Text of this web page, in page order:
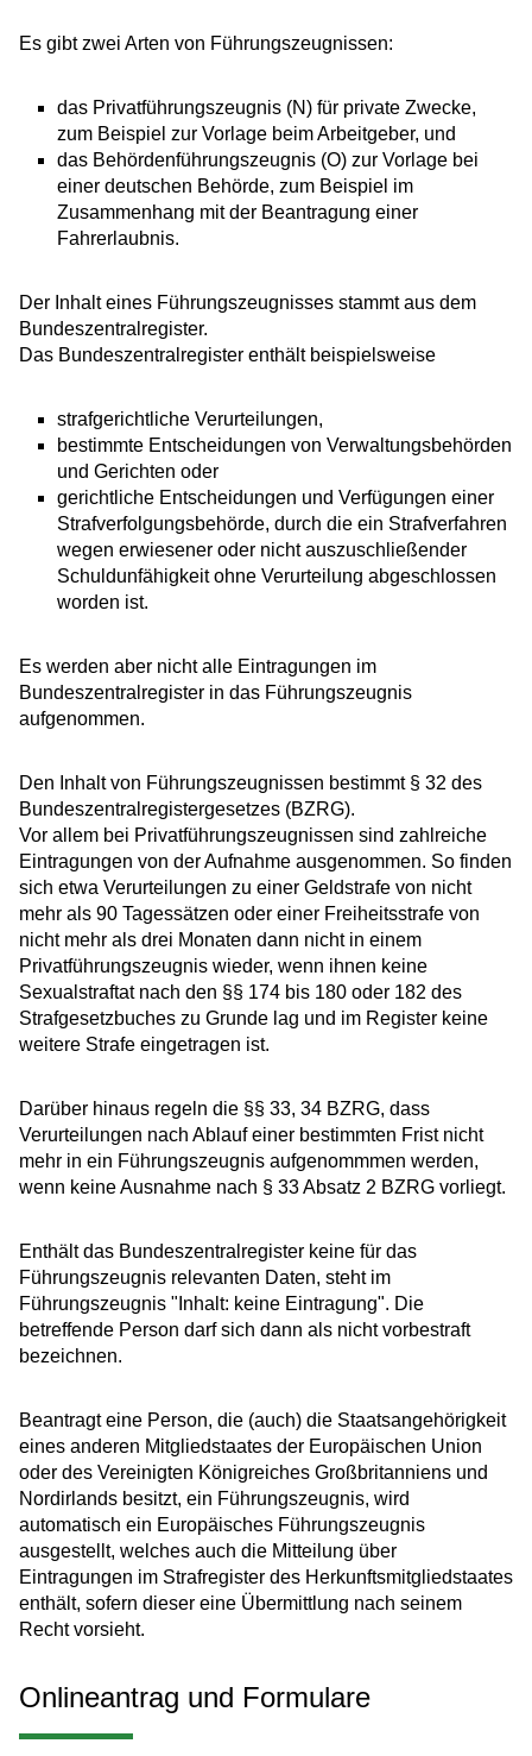
Es gibt zwei Arten von Führungszeugnissen:
das Privatführungszeugnis (N) für private Zwecke,
zum Beispiel zur Vorlage beim Arbeitgeber, und
das Behördenführungszeugnis (O) zur Vorlage bei
einer deutschen Behörde, zum Beispiel im
Zusammenhang mit der Beantragung einer
Fahrerlaubnis.
Der Inhalt eines Führungszeugnisses stammt aus dem
Bundeszentralregister.
Das Bundeszentralregister enthält beispielsweise
strafgerichtliche Verurteilungen,
bestimmte Entscheidungen von Verwaltungsbehörden
und Gerichten oder
gerichtliche Entscheidungen und Verfügungen einer
Strafverfolgungsbehörde, durch die ein Strafverfahren
wegen erwiesener oder nicht auszuschließender
Schuldunfähigkeit ohne Verurteilung abgeschlossen
worden ist.
Es werden aber nicht alle Eintragungen im
Bundeszentralregister in das Führungszeugnis
aufgenommen.
Den Inhalt von Führungszeugnissen bestimmt § 32 des
Bundeszentralregistergesetzes (BZRG).
Vor allem bei Privatführungszeugnissen sind zahlreiche
Eintragungen von der Aufnahme ausgenommen. So finden
sich etwa Verurteilungen zu einer Geldstrafe von nicht
mehr als 90 Tagessätzen oder einer Freiheitsstrafe von
nicht mehr als drei Monaten dann nicht in einem
Privatführungszeugnis wieder, wenn ihnen keine
Sexualstraftat nach den §§ 174 bis 180 oder 182 des
Strafgesetzbuches zu Grunde lag und im Register keine
weitere Strafe eingetragen ist.
Darüber hinaus regeln die §§ 33, 34 BZRG, dass
Verurteilungen nach Ablauf einer bestimmten Frist nicht
mehr in ein Führungszeugnis aufgenommmen werden,
wenn keine Ausnahme nach § 33 Absatz 2 BZRG vorliegt.
Enthält das Bundeszentralregister keine für das
Führungszeugnis relevanten Daten, steht im
Führungszeugnis "Inhalt: keine Eintragung". Die
betreffende Person darf sich dann als nicht vorbestraft
bezeichnen.
Beantragt eine Person, die (auch) die Staatsangehörigkeit
eines anderen Mitgliedstaates der Europäischen Union
oder des Vereinigten Königreiches Großbritanniens und
Nordirlands besitzt, ein Führungszeugnis, wird
automatisch ein Europäisches Führungszeugnis
ausgestellt, welches auch die Mitteilung über
Eintragungen im Strafregister des Herkunftsmitgliedstaates
enthält, sofern dieser eine Übermittlung nach seinem
Recht vorsieht.
Onlineantrag und Formulare